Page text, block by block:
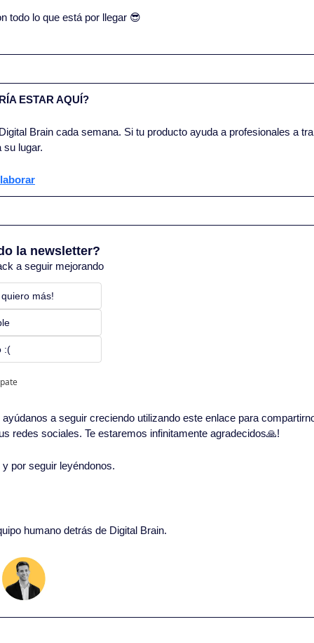
todo lo que está por llegar 😎
ESTAR AQUÍ?
Brain cada semana. Si tu producto ayuda a profesionales a
su lugar.
la newsletter?
a seguir mejorando
más!
:(
a seguir creciendo utilizando este enlace para
redes sociales. Te estaremos infinitamente agradecidos🙏!
por seguir leyéndonos.
humano detrás de Digital Brain.